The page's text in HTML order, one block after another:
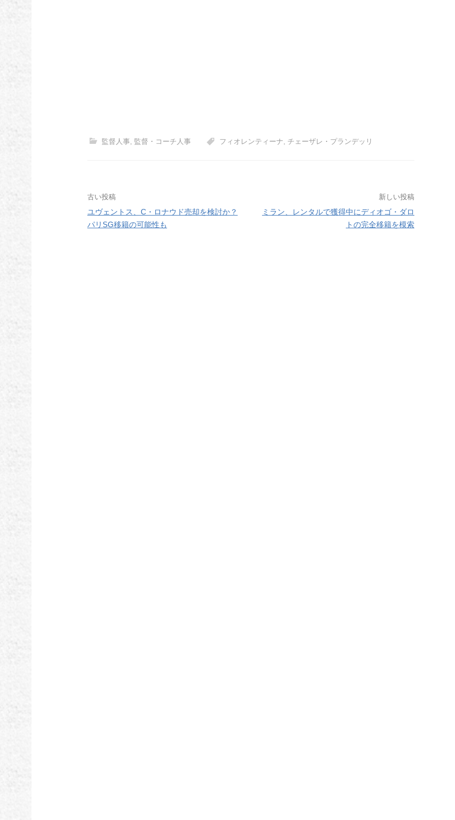
監督人事 監督・コーチ人事 フィオレンティーナ チェーザレ・プランデッリ
投
稿
古い投稿
ユヴェントス、C・ロナウド売却を検討か？
パリSG移籍の可能性も
新しい投稿
ミラン、レンタルで獲得中にディオゴ・ダロ
トの完全移籍を模索